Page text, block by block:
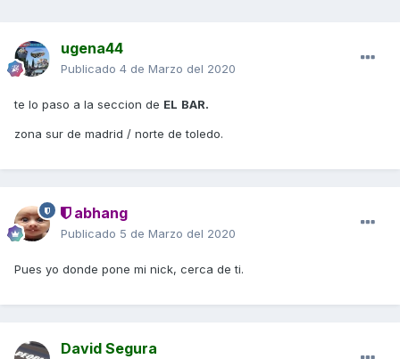
ugena44
Publicado 4 de Marzo del 2020
te lo paso a la seccion de EL BAR.
zona sur de madrid / norte de toledo.
abhang
Publicado 5 de Marzo del 2020
Pues yo donde pone mi nick, cerca de ti.
David Segura